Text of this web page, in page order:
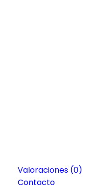
Valoraciones (0)
Contacto